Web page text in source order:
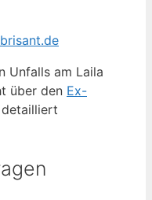
brisant.de
Unfalls am Laila
über den Ex-
detailliert